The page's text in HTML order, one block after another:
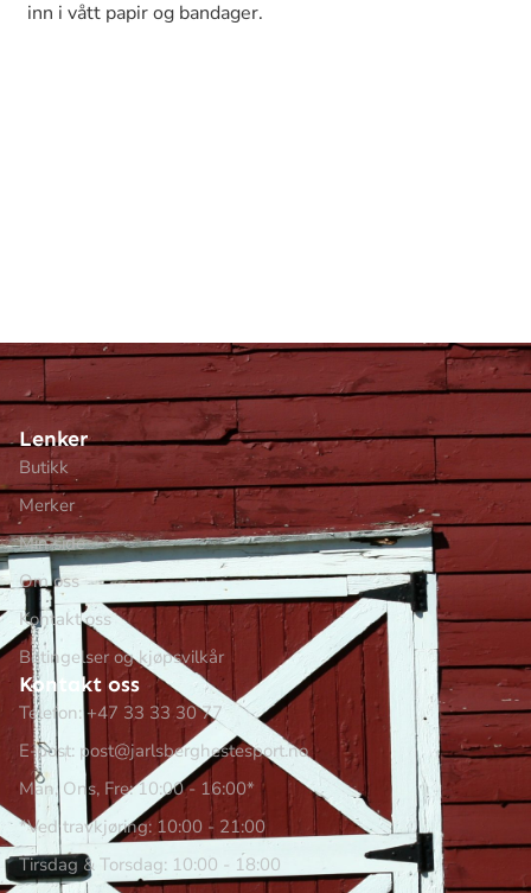
inn i vått papir og bandager.
Lenker
Butikk
Merker
Min side
Om oss
Kontakt oss
Betingelser og kjøpsvilkår
Kontakt oss
Telefon: +47 33 33 30 77
E-post: post@jarlsberghestesport.no
Man, Ons, Fre: 10:00 - 16:00*
*Ved travkjøring: 10:00 - 21:00
Tirsdag & Torsdag: 10:00 - 18:00